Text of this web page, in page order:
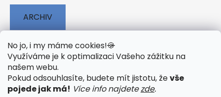
No jo, i my máme cookies!🍪
Využíváme je k optimalizaci Vašeho zážitku na
našem webu.
Pokud odsouhlasíte, budete mít jistotu, ževše
pojede jak má! Více info najdetezde.
ARCHIV
🟢 TECHNOLOGIE
🟢 O ELEKTROKOLECH
🟢 NÁVODY KE STAŽENÍ